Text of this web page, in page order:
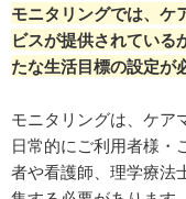
モニタリングでは、ケ
ビスが提供されている
たな生活目標の設定が
モニタリングは、ケア
日常的にご利用者様・
者や看護師、理学療法